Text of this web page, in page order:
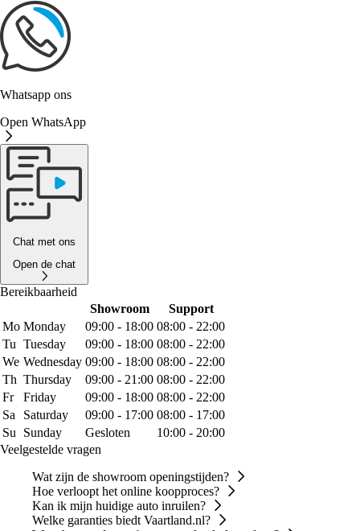
Whatsapp ons
Open WhatsApp
Chat met ons
Open de chat
Bereikbaarheid
Showroom
Support
Mo Monday 09:00 - 18:00 08:00 - 22:00
Tu Tuesday 09:00 - 18:00 08:00 - 22:00
We Wednesday 09:00 - 18:00 08:00 - 22:00
Th Thursday 09:00 - 21:00 08:00 - 22:00
Fr
Friday 09:00 - 18:00 08:00 - 22:00
Sa
Saturday 09:00 - 17:00 08:00 - 17:00
Su
Sunday Gesloten
10:00 - 20:00
Veelgestelde vragen
Wat zijn de showroom openingstijden?
Hoe verloopt het online koopproces?
Kan ik mijn huidige auto inruilen?
Welke garanties biedt Vaartland.nl?